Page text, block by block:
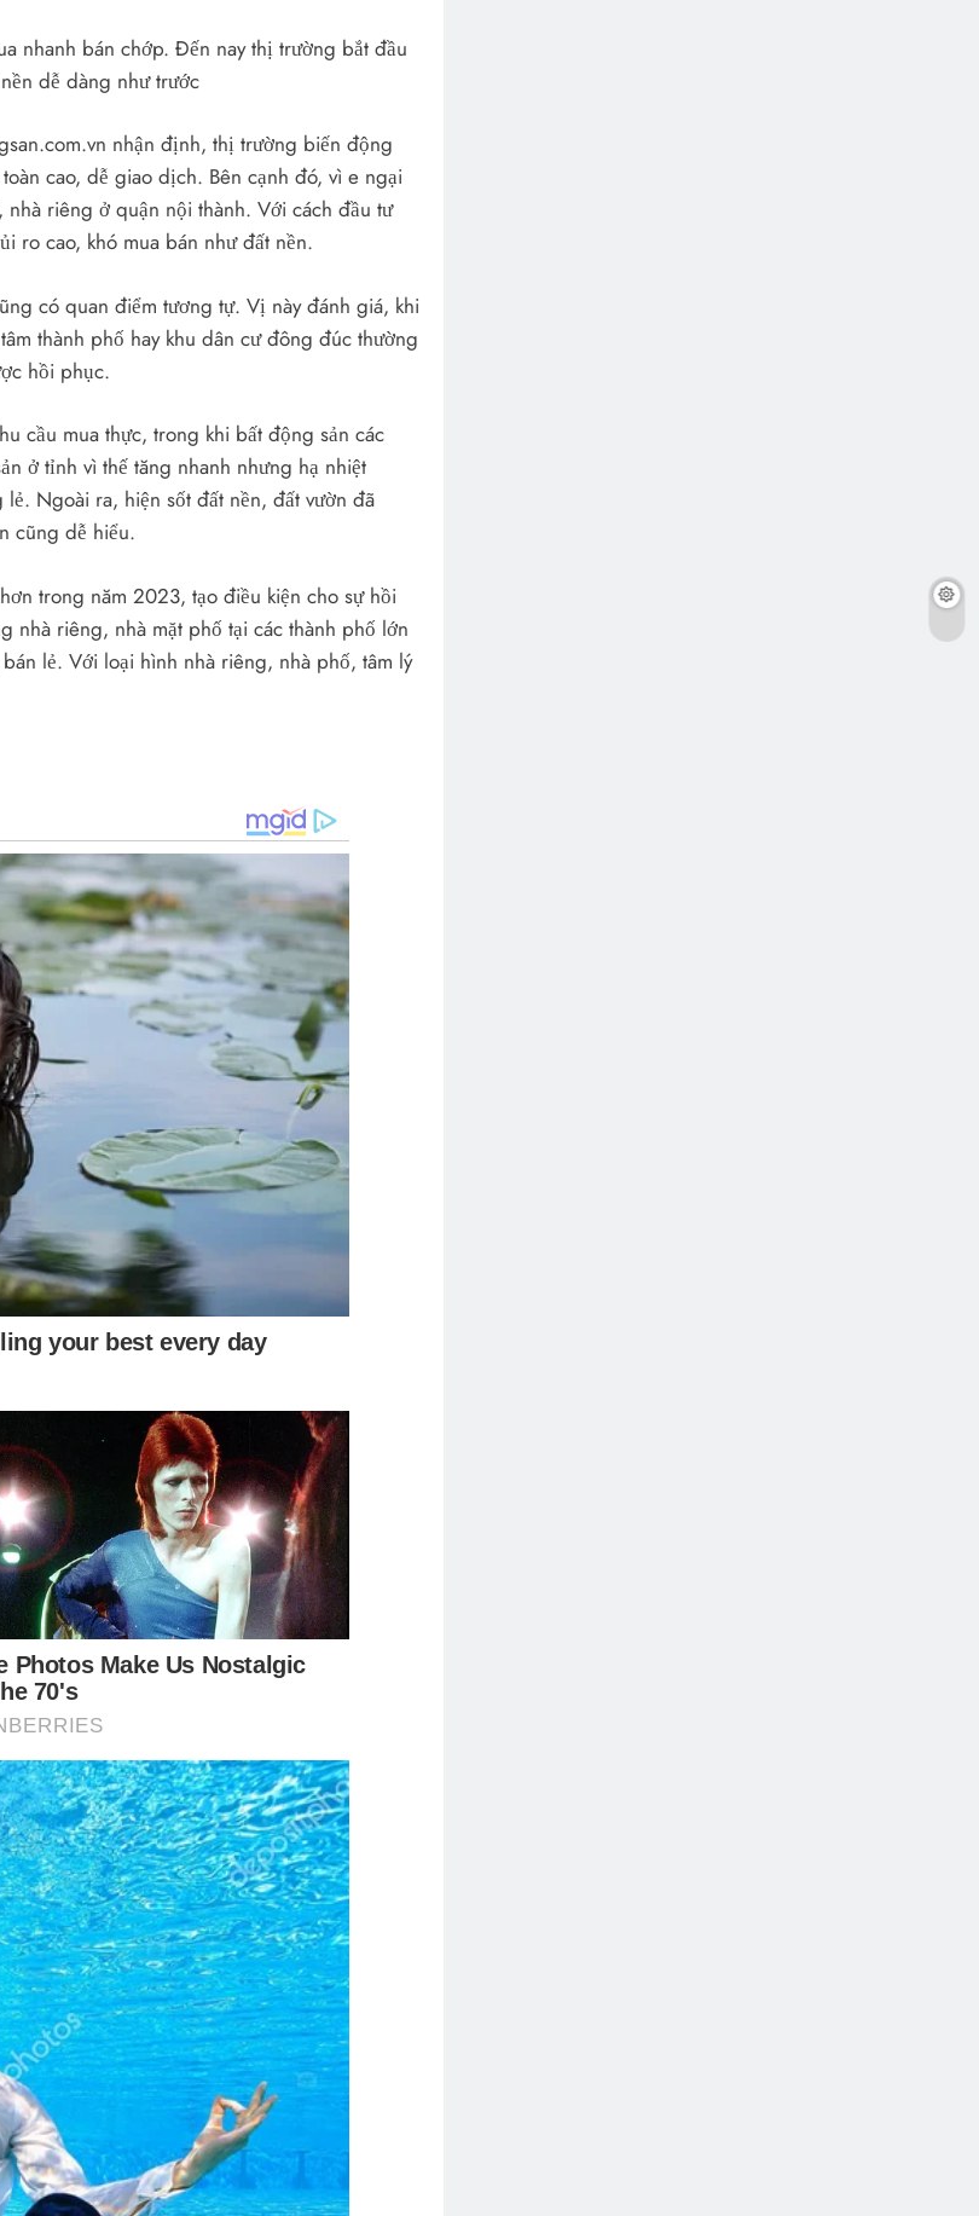
nhanh bán chớp. Đến nay thị trường bắt đầu
dễ dàng như trước
nhận định, thị trường biến động
cao, dễ giao dịch. Bên cạnh đó, vì e ngại
riêng ở quận nội thành. Với cách đầu tư
ro cao, khó mua bán như đất nền.
có quan điểm tương tự. Vị này đánh giá, khi
thành phố hay khu dân cư đông đúc thường
hồi phục.
cầu mua thực, trong khi bất động sản các
ở tỉnh vì thế tăng nhanh nhưng hạ nhiệt
Ngoài ra, hiện sốt đất nền, đất vườn đã
cũng dễ hiểu.
trong năm 2023, tạo điều kiện cho sự hồi
nhà riêng, nhà mặt phố tại các thành phố lớn
lẻ. Với loại hình nhà riêng, nhà phố, tâm lý